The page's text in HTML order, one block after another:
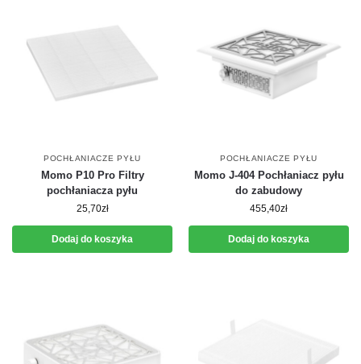
POCHŁANIACZE PYŁU
Momo P10 Pro Filtry
pochłaniacza pyłu
25,70zł
Dodaj do koszyka
POCHŁANIACZE PYŁU
Momo J-404 Pochłaniacz pyłu
do zabudowy
455,40zł
Dodaj do koszyka